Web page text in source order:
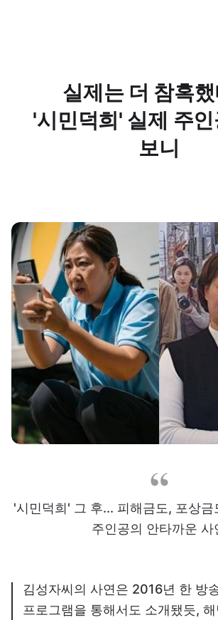
실제는 더 참혹
'시민덕희' 실제 주
보니
'시민덕희' 그 후... 피해금도, 포상금
주인공의 안타까운 사
김성자씨의 사연은 2016년 한 방
프로그램을 통해서도 소개됐듯,